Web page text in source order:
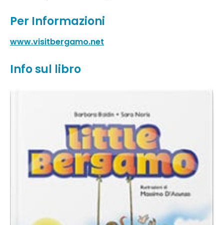
Per Informazioni
www.visitbergamo.net
Info sul libro